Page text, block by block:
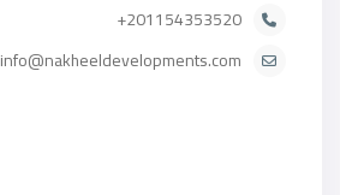
201154353520+
info@nakheeldevelopments.com